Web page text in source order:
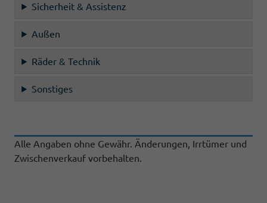
Sicherheit & Assistenz
Außen
Räder & Technik
Sonstiges
Alle Angaben ohne Gewähr. Änderungen, Irrtümer und
Zwischenverkauf vorbehalten.